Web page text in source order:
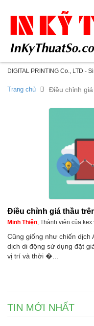
DIGITAL PRINTING Co., LTD -
Trang chủ Điều chỉnh
.
Điều chỉnh giá thầu
Minh Thiện, Thành viên của
Cũng giống như chiến dịch
dịch di động sử dụng đặt
vị trí và thời �...
TIN MỚI NHẤT